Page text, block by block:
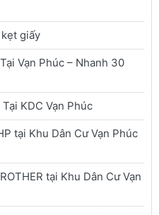
giấy
Vạn Phúc – Nhanh 30
KDC Vạn Phúc
tại Khu Dân Cư Vạn Phúc
tại Khu Dân Cư Vạn